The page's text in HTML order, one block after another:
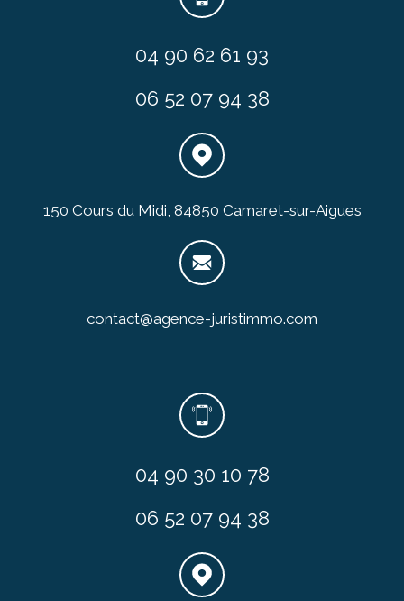
04 90 62 61 93
06 52 07 94 38
150 Cours du Midi, 84850 Camaret-sur-Aigues
contact@agence-juristimmo.com
04 90 30 10 78
06 52 07 94 38